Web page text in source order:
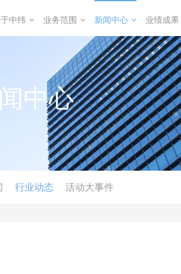
中纬 业务范围 新闻中心 业绩成果
中心
行业动态 活动大事件